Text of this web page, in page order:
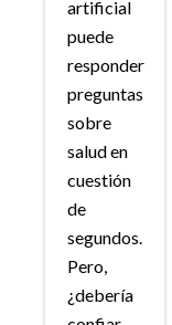
artificial
puede
responder
preguntas
sobre
salud en
cuestión
de
segundos.
Pero,
¿debería